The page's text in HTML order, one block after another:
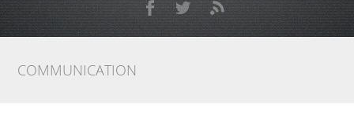
COMMUNICATION